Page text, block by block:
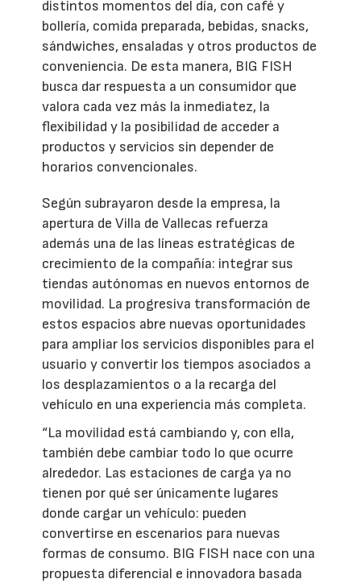
distintos momentos del día, con café y
bollería, comida preparada, bebidas, snacks,
sándwiches, ensaladas y otros productos de
conveniencia. De esta manera, BIG FISH
busca dar respuesta a un consumidor que
valora cada vez más la inmediatez, la
flexibilidad y la posibilidad de acceder a
productos y servicios sin depender de
horarios convencionales.
Según subrayaron desde la empresa, la
apertura de Villa de Vallecas refuerza
además una de las líneas estratégicas de
crecimiento de la compañía: integrar sus
tiendas autónomas en nuevos entornos de
movilidad. La progresiva transformación de
estos espacios abre nuevas oportunidades
para ampliar los servicios disponibles para el
usuario y convertir los tiempos asociados a
los desplazamientos o a la recarga del
vehículo en una experiencia más completa.
“La movilidad está cambiando y, con ella,
también debe cambiar todo lo que ocurre
alrededor. Las estaciones de carga ya no
tienen por qué ser únicamente lugares
donde cargar un vehículo: pueden
convertirse en escenarios para nuevas
formas de consumo. BIG FISH nace con una
propuesta diferencial e innovadora basada